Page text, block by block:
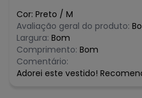
O preço apresentado abaixo é
algum dia do mês, para o
agosto/2026
julho/2026
junho/2026
maio/2026
Cor: Preto / M
Avaliação geral do produto:
Largura: Bom
Comprimento: Bom
Comentário:
Adorei este vestido!